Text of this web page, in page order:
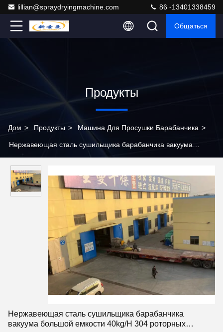
lillian@spraydryingmachine.com 86 -13401338459
Общаться
Продукты
Дом > Продукты > Машина Для Просушки Барабанчика >
Нержавеющая сталь сушильщика барабанчика вакуума
Нержавеющая сталь сушильщика барабанчика
вакуума большой емкости 40kg/H 304 роторных